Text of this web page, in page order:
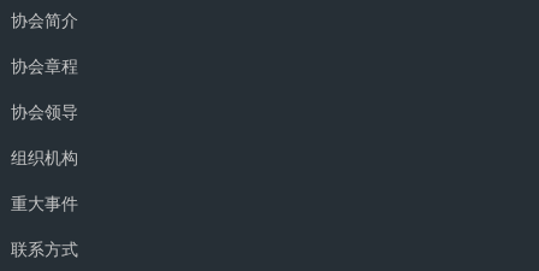
协会简介
协会章程
协会领导
组织机构
重大事件
联系方式